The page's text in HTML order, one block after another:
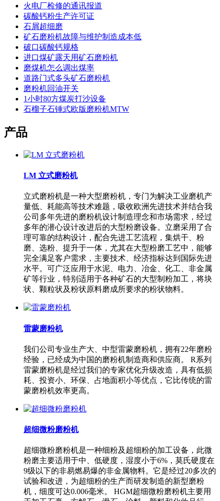
火电厂检修的通讯报道
碳酸钙粉生产许可证
石屑超细磨
矿石磨粉机故障与维护制造成本低
破口碳酸钙规格
进口煤矿露天用矿石磨粉机
磨煤机怎么调出煤率
道路门式多头矿石磨粉机
磨粉机回油开关
1小时80方煤炭打沙设备
石榴子石锤式欧版磨粉机MTW
产品
LM 立式磨粉机
立式磨粉机是一种大型磨粉机，专门为解决工业磨机产
量低、耗能高等技术难题，吸收欧洲先进技术并结合我
公司多年先进的磨粉机设计制造理念和市场需求，经过
多年的潜心设计改进后的大型粉磨设备。立磨采用了合
理可靠的结构设计，配合先进工艺流程，集烘干、粉
磨、选粉、提升于一体，尤其在大型粉磨工艺中，能够
完全满足客户需求，主要技术、经济指标达到国际先进
水平。可广泛应用于水泥、电力、冶金、化工、非金属
矿等行业，特别适用于各种矿石的大型制粉加工，将块
状、颗粒状及粉状原料磨成所要求的粉状物料。
雷蒙磨粉机
我们公司专业生产大、中型雷蒙磨粉机，拥有22年磨粉
经验，已经成为中国的磨粉机制造商和供应商。 R系列
雷蒙磨粉机是经过我们的专家优化升级改造，具有低损
耗、投资小、环保、占地面积小等优点，它比传统的雷
蒙磨粉机效率更高。
超细微粉磨粉机
超细微粉磨粉机是一种细粉及超细粉的加工设备，此微
粉磨主要适用于中、低硬度，湿度小于6%，莫氏硬度在
9级以下的非易燃易爆的非金属物料。它是经过20多次的
试验和改进，为超细粉的生产而研发制造的新型磨粉
机，细度可达0.006毫米。 HGM超细微粉磨粉机主要用